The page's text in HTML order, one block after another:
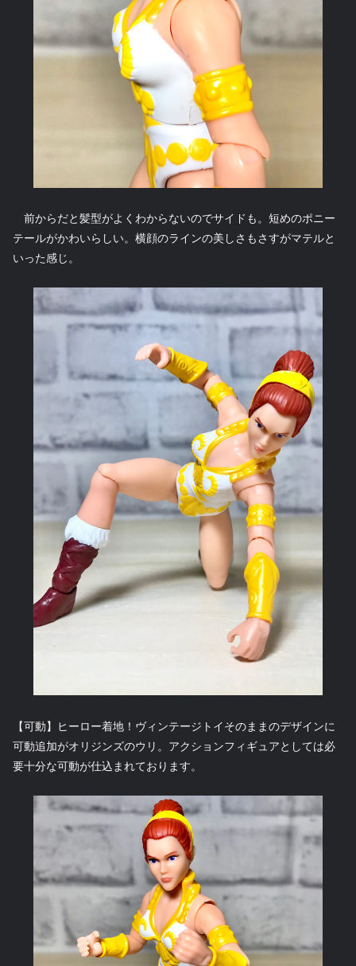
前からだと髪型がよくわからないのでサイドも。短めのポニー
テールがかわいらしい。横顔のラインの美しさもさすがマテルと
いった感じ。
【可動】ヒーロー着地！ヴィンテージトイそのままのデザインに
可動追加がオリジンズのウリ。アクションフィギュアとしては必
要十分な可動が仕込まれております。